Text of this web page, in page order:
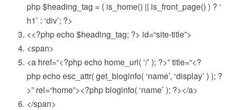
php$heading_tag = ( is_home() || is_front_page() ) ? ‘
h1’ : ‘div’; ?>
<<?phpecho $heading_tag; ?> id=“site-title”>
<span>
<a href=“<?php echo home_url( ‘/’ ); ?>”title=“<?
php echo esc_attr( get_bloginfo( ‘name’, ‘display’ ) ); ?
>” rel=“home”><?php bloginfo( ‘name’ ); ?></a>
</span>